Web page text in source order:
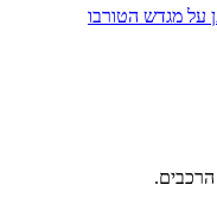
על מגדש הטורבו
הרכבים.